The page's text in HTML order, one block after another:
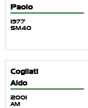
Paolo
1977
SM40
Cogliati
Aldo
2001
AM